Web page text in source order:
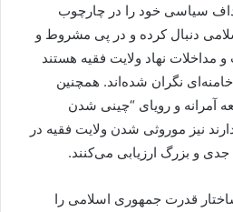
سیاسی خود را در چارچوب
دنبال کرده و در پی مشروط و
مداخلات نهاد ولایت فقیه هستند
نگران شده‌اند. همچنین
آمرانه و رویای “چینی شدن
نیز موروثی شدن ولایت فقیه در
جدی و بزرگ ارزیابی می‌کنند.
قدرت جمهوری اسلامی را